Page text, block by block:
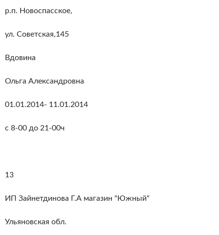
р.п. Новоспасское,
ул. Советская,145
Вдовина
Ольга Александровна
01.01.2014- 11.01.2014
с 8-00 до 21-00ч
13
ИП Зайнетдинова Г.А магазин "Южный"
Ульяновская обл.